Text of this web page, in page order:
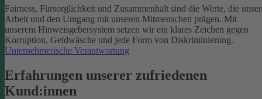
Fairness, Fürsorglichkeit und Zusammenhalt sind die Werte, die
Arbeit und den Umgang mit unseren Mitmenschen prägen. Mit
unserem Hinweisgebersystem setzen wir ein klares Zeichen gegen
Korruption, Geldwäsche und jede Form von Diskriminierung.
Unternehmerische Verantwortung
Erfahrungen unserer zufriedenen
Kund:innen